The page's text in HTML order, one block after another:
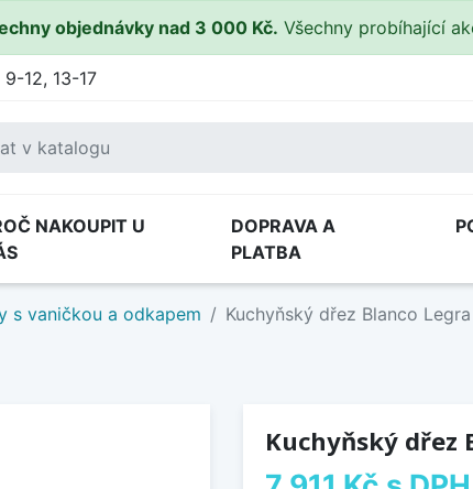
objednávky nad 3 000 Kč. Všechny probíhající
9-12, 13-17
NAKOUPIT U
DOPRAVA A
PLATBA
s vaničkou a odkapem Kuchyňský dřez Blanco
Kuchyňský dřez